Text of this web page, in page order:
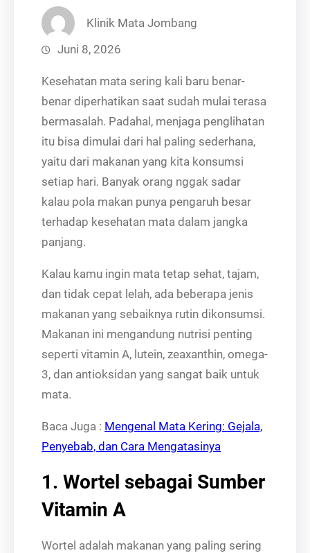
Klinik Mata Jombang
Juni 8, 2026
Kesehatan mata sering kali baru benar-
benar diperhatikan saat sudah mulai terasa
bermasalah. Padahal, menjaga penglihatan
itu bisa dimulai dari hal paling sederhana,
yaitu dari makanan yang kita konsumsi
setiap hari. Banyak orang nggak sadar
kalau pola makan punya pengaruh besar
terhadap kesehatan mata dalam jangka
panjang.
Kalau kamu ingin mata tetap sehat, tajam,
dan tidak cepat lelah, ada beberapa jenis
makanan yang sebaiknya rutin dikonsumsi.
Makanan ini mengandung nutrisi penting
seperti vitamin A, lutein, zeaxanthin, omega-
3, dan antioksidan yang sangat baik untuk
mata.
Baca Juga : Mengenal Mata Kering: Gejala,
Penyebab, dan Cara Mengatasinya
1. Wortel sebagai Sumber
Vitamin A
Wortel adalah makanan yang paling sering